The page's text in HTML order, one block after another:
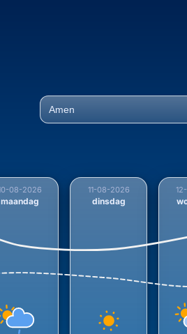
08-2026
maandag
11-08-2026
dinsdag